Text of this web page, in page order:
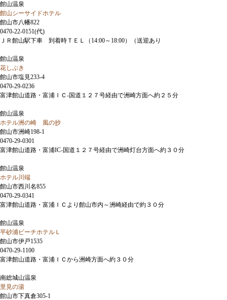
館山温泉
館山シーサイドホテル
館山市八幡822
0470-22-0151(代)
ＪＲ館山駅下車 到着時ＴＥＬ（14:00～18:00）（送迎あり
館山温泉
花しぶき
館山市塩見233-4
0470-29-0236
富津館山道路・富浦ＩＣ-国道１２７号経由で洲崎方面へ約２５分
館山温泉
ホテル洲の崎 風の抄
館山市洲崎198-1
0470-29-0301
富津館山道路・富浦IC-国道１２７号経由で洲崎灯台方面へ約３０分
館山温泉
ホテル川端
館山市西川名855
0470-29-0341
富津館山道路・富浦ＩＣより館山市内～洲崎経由で約３０分
館山温泉
平砂浦ビーチホテルＬ
館山市伊戸1535
0470-29-1100
富津館山道路・富浦ＩＣから洲崎方面へ約３０分
南総城山温泉
里見の湯
館山市下真倉305-1